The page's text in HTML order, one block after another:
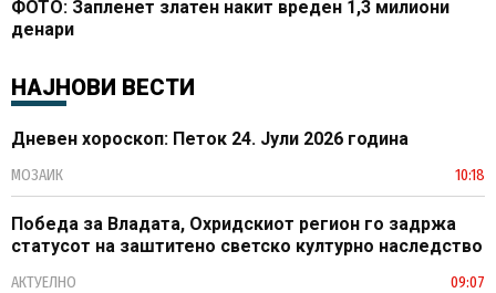
ФОТО: Запленет златен накит вреден 1,3 милиони
денари
НАЈНОВИ ВЕСТИ
Дневен хороскоп: Петок 24. Јули 2026 година
МОЗАИК 10:18
Победа за Владата, Охридскиот регион го задржа
статусот на заштитено светско културно наследство
АКТУЕЛНО 09:07